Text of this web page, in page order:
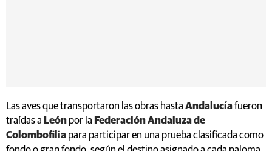
Las aves que transportaron las obras hasta Andalucíafueron
traídas a León por la Federación Andaluza de
Colombofilia para participar en una prueba clasificada como